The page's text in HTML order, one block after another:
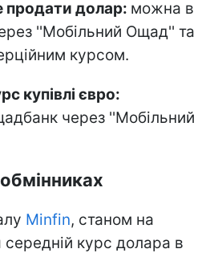
продати долар: можна в
''Мобільний Ощад'' та
курсом.
купівлі євро:
через ''Мобільний
Minfin, станом на
курс долара в